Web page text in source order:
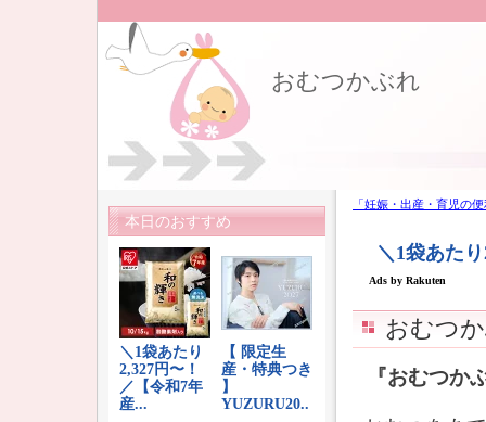
おむつかぶれ
「妊娠・出産・育児の
おむつ
『おむつか
本日のおすすめ